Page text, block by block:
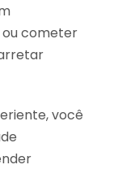
cometer
você